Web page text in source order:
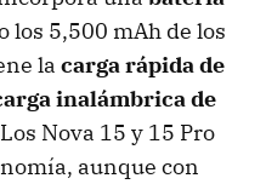
los 5,500 mAh de los
la carga rápida de
inalámbrica de
Nova 15 y 15 Pro
aunque con